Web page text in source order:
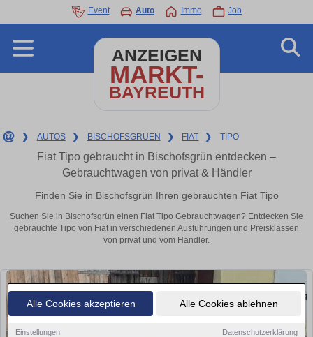
Alle Cookies akzeptieren Alle Cookies ablehnen
Einstellungen Datenschutzerklärung
Event Auto Immo Job
ANZEIGEN
MARKT-
BAYREUTH
❯ AUTOS ❯ BISCHOFSGRUEN ❯ FIAT ❯ TIPO
Fiat Tipo gebraucht in Bischofsgrün entdecken –
Gebrauchtwagen von privat & Händler
Finden Sie in Bischofsgrün Ihren gebrauchten Fiat Tipo
Suchen Sie in Bischofsgrün einen Fiat Tipo Gebrauchtwagen? Entdecken Sie
gebrauchte Tipo von Fiat in verschiedenen Ausführungen und Preisklassen
von privat und vom Händler.